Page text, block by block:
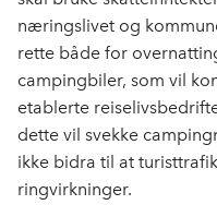
næringslivet og
rette både for
campingbiler, som vil
etablerte
dette vil svekke
ikke bidra til at
ringvirkninger.